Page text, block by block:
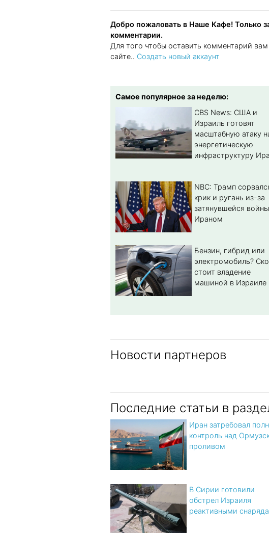
Добро пожаловать в Наше Кафе! Только
комментарии.
Для того чтобы оставить комментарий
сайте.. Создать новый аккаунт
Самое популярное за неделю:
CBS News: США и
Израиль готовят
масштабную атаку
энергетическую
инфраструктуру
NBC: Трамп
крик и ругань из-за
затянувшейся
Ираном
Бензин, гибрид или
электромобиль?
стоит владение
машиной в Израиле
Новости партнеров
Последние статьи в
Иран затребовал
контроль над
проливом
В Сирии готовили
обстрел Израиля
реактивными